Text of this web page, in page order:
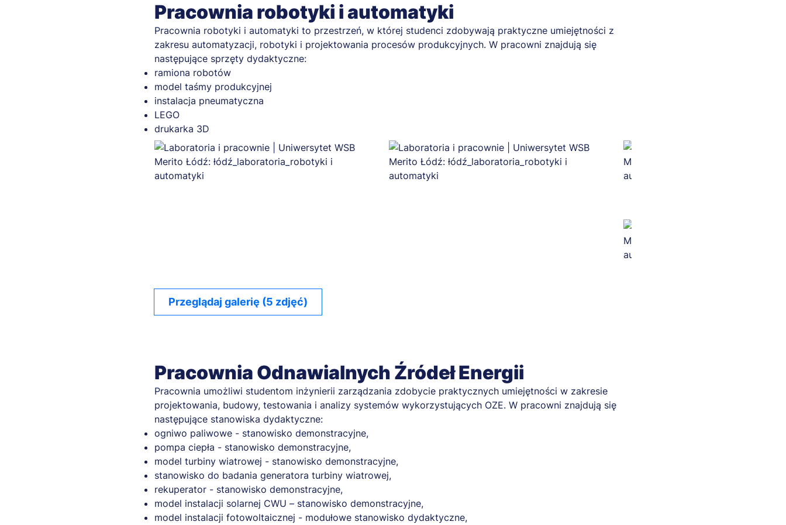
Pracownia robotyki i automatyki
Pracownia robotyki i automatyki to przestrzeń, w której studenci zdobywają praktyczne umiejętności z
zakresu automatyzacji, robotyki i projektowania procesów produkcyjnych. W pracowni znajdują się
następujące sprzęty dydaktyczne:
ramiona robotów
model taśmy produkcyjnej
instalacja pneumatyczna
LEGO
drukarka 3D
Przeglądaj galerię (5 zdjęć)
Pracownia Odnawialnych Źródeł Energii
Pracownia umożliwi studentom inżynierii zarządzania zdobycie praktycznych umiejętności w zakresie
projektowania, budowy, testowania i analizy systemów wykorzystujących OZE. W pracowni znajdują się
następujące stanowiska dydaktyczne:
ogniwo paliwowe - stanowisko demonstracyjne,
pompa ciepła - stanowisko demonstracyjne,
model turbiny wiatrowej - stanowisko demonstracyjne,
stanowisko do badania generatora turbiny wiatrowej,
rekuperator - stanowisko demonstracyjne,
model instalacji solarnej CWU – stanowisko demonstracyjne,
model instalacji fotowoltaicznej - modułowe stanowisko dydaktyczne,